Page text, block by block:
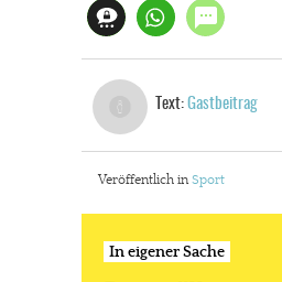
Text: Gastbeitrag
Veröffentlich in Sport
In eigener Sache